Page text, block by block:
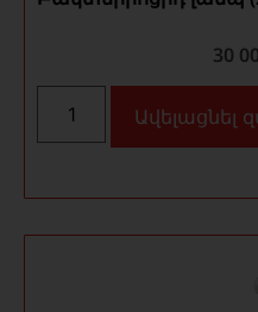
30
Ավելացնել